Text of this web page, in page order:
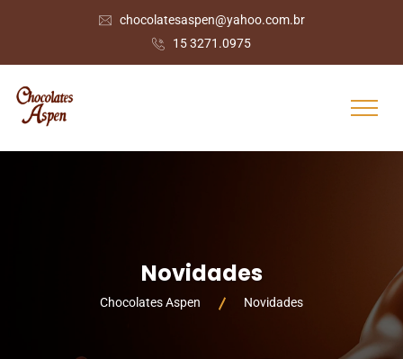
chocolatesaspen@yahoo.com.br
15 3271.0975
Novidades
Chocolates Aspen Novidades